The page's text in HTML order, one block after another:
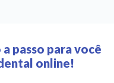
passo para você
online!